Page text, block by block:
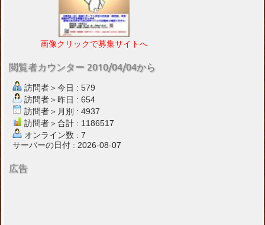
画像クリックで募集サイトへ
閲覧者カウンター 2010/04/04から
訪問者＞今日 : 579
訪問者＞昨日 : 654
訪問者＞月別 : 4937
訪問者＞合計 : 1186517
オンライン数 : 7
サーバーの日付 : 2026-08-07
広告